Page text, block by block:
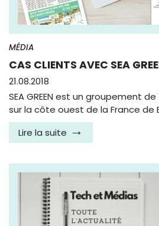
MÉDIA
CAS CLIENTS AVEC SEA
21.08.2018
SEA GREEN est un groupement
sur la côte ouest de la France de
Lire la suite